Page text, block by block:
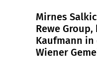
Mirnes
Rewe
Kaufmann in
Wiener